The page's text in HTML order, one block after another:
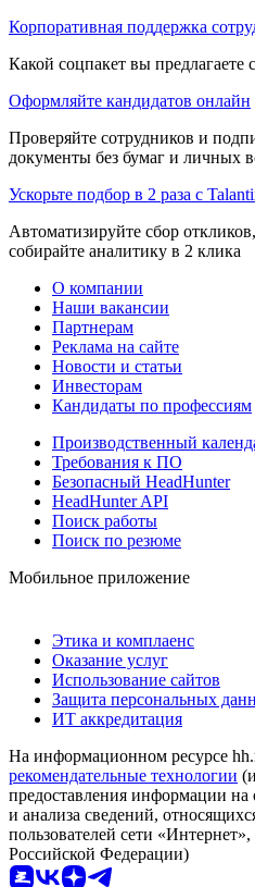
Корпоративная поддержка
Какой соцпакет вы
Оформляйте кандидатов онлайн
Проверяйте сотрудников и
документы без бумаг и личных
Ускорьте подбор в 2 раза с
Автоматизируйте сбор
собирайте аналитику в 2 клика
О компании
Наши вакансии
Партнерам
Реклама на сайте
Новости и статьи
Инвесторам
Кандидаты по профессиям
Производственный
Требования к ПО
Безопасный HeadHunter
HeadHunter API
Поиск работы
Поиск по резюме
Мобильное приложение
Этика и комплаенс
Оказание услуг
Использование сайтов
Защита персональных
ИТ аккредитация
На информационном ресурсе
рекомендательные технологии
предоставления информации на
и анализа сведений,
пользователей сети
Российской Федерации)